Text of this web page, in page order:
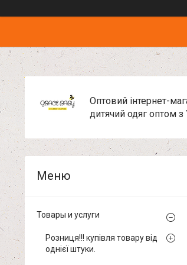
Оптовий інтернет-
дитячий одяг оптом
Товары и услуги
Розниця!!! купівля товару від
однієї штуки.